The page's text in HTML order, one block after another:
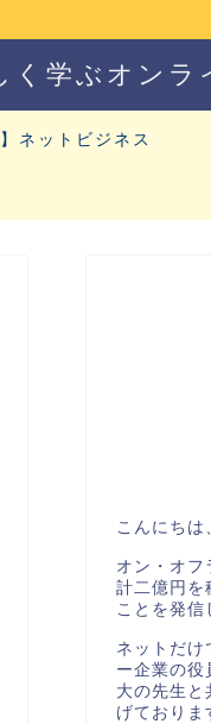
学ぶオンラ
ネットビジネス
こんにちは
オン・オフ
計二億円を
ことを発信
ネットだけ
ー企業の役
大の先生と
げておりま